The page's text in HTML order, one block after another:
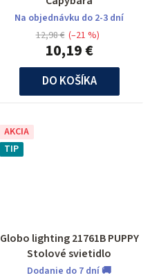
Na objednávku do 2-3 dní
10,19 €
12,98 € (–21 %)
DO KOŠÍKA
AKCIA
TIP
Globo lighting 21761B PUPPY
Stolové svietidlo
Dodanie do 7 dní 🚚